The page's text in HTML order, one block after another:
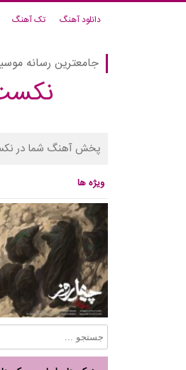
دانلود آهنگ تک آهنگ
جامعترین رسانه
پخش آهنگ شما در
ویژه ها